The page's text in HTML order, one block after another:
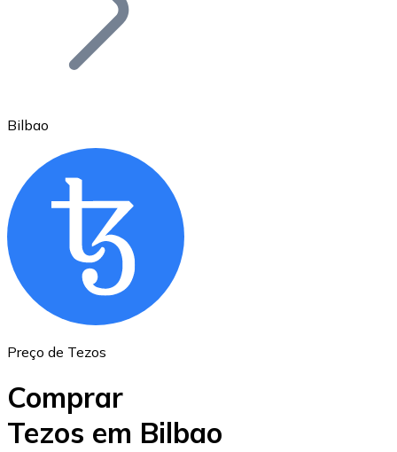
ETH
Bilbao
Preço de Tezos
Comprar
Tezos em Bilbao